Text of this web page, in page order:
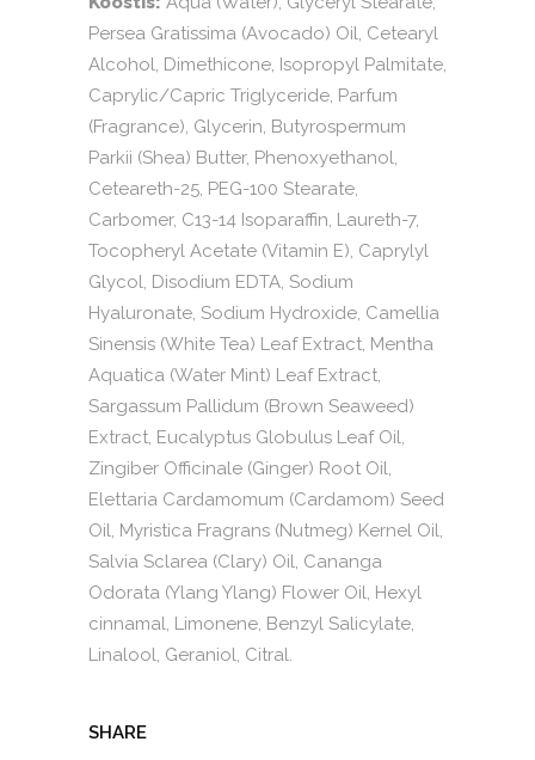
Persea Gratissima (Avocado) Oil, Cetearyl
Alcohol, Dimethicone, Isopropyl Palmitate,
Caprylic/Capric Triglyceride, Parfum
(Fragrance), Glycerin, Butyrospermum
Parkii (Shea) Butter, Phenoxyethanol,
Ceteareth-25, PEG-100 Stearate,
Carbomer, C13-14 Isoparaffin, Laureth-7,
Tocopheryl Acetate (Vitamin E), Caprylyl
Glycol, Disodium EDTA, Sodium
Hyaluronate, Sodium Hydroxide, Camellia
Sinensis (White Tea) Leaf Extract, Mentha
Aquatica (Water Mint) Leaf Extract,
Sargassum Pallidum (Brown Seaweed)
Extract, Eucalyptus Globulus Leaf Oil,
Zingiber Officinale (Ginger) Root Oil,
Elettaria Cardamomum (Cardamom) Seed
Oil, Myristica Fragrans (Nutmeg) Kernel Oil,
Salvia Sclarea (Clary) Oil, Cananga
Odorata (Ylang Ylang) Flower Oil, Hexyl
cinnamal, Limonene, Benzyl Salicylate,
Linalool, Geraniol, Citral.
SHARE